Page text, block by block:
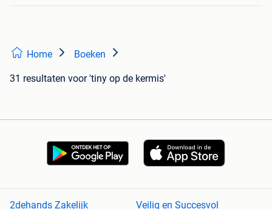
Home Boeken
31 resultaten voor 'tiny op de kermis'
2dehands Zakelijk Veilig en Succesvol